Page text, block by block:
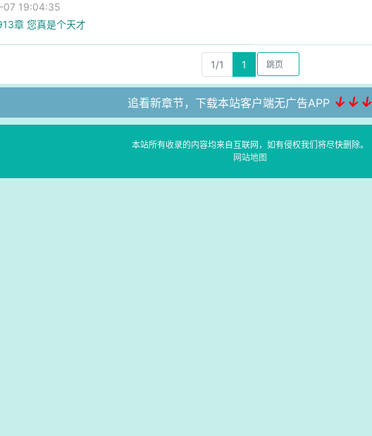
07 19:04:35
章 您真是个天才
1/1 1
追看新章节，下载本站客户端无广告APP ↓↓↓
本站所有收录的内容均来自互联网，如有侵权我们将尽快删除。
网站地图